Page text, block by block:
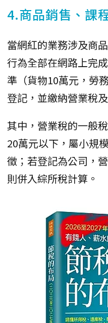
4.商品銷售、課
當網紅的業務涉及商
行為全部在網路上完
準（貨物10萬元，勞
登記，並繳納營業稅
其中，營業稅的一般
20萬元以下，屬小規
徵；若登記為公司，
則併入綜所稅計算。